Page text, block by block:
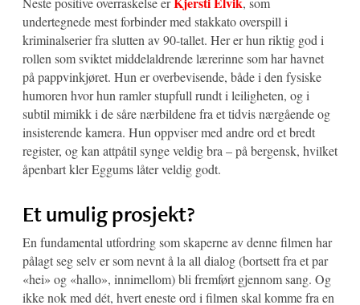
undertegnede mest forbinder med stakkato overspill i
kriminalserier fra slutten av 90-tallet. Her er hun riktig god i
rollen som sviktet middelaldrende lærerinne som har havnet
på pappvinkjøret. Hun er overbevisende, både i den fysiske
humoren hvor hun ramler stupfull rundt i leiligheten, og i
subtil mimikk i de såre nærbildene fra et tidvis nærgående og
insisterende kamera. Hun oppviser med andre ord et bredt
register, og kan attpåtil synge veldig bra – på bergensk, hvilket
åpenbart kler Eggums låter veldig godt.
Et umulig prosjekt?
En fundamental utfordring som skaperne av denne filmen har
pålagt seg selv er som nevnt å la all dialog (bortsett fra et par
«hei» og «hallo», innimellom) bli fremført gjennom sang. Og
ikke nok med dét, hvert eneste ord i filmen skal komme fra en